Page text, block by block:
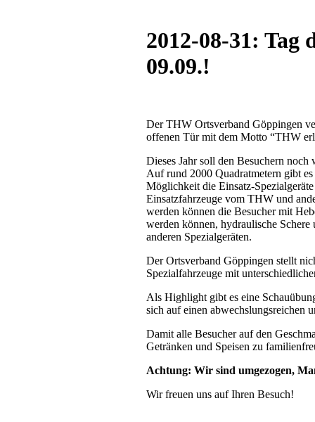
2012-08-31: Tag
09.09.!
Der THW Ortsverband Göppingen
offenen Tür mit dem Motto “THW
Dieses Jahr soll den Besuchern noch
Auf rund 2000 Quadratmetern gibt es
Möglichkeit die Einsatz-
Einsatzfahrzeuge vom THW und
werden können die Besucher mit
werden können, hydraulische
anderen Spezialgeräten.
Der Ortsverband Göppingen stellt
Spezialfahrzeuge mit
Als Highlight gibt es eine
sich auf einen abwechslungsreichen
Damit alle Besucher auf den
Getränken und Speisen zu
Achtung: Wir sind umgezogen,
Wir freuen uns auf Ihren Besuch!